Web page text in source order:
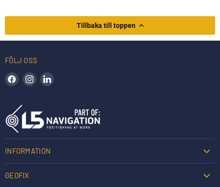
Tillbaka till toppen
FÖLJ OSS
Hitta oss på Facebook
Hitta oss på Instagram
INFORMATION
GEOFIX